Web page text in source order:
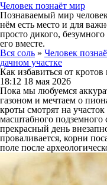
Человек познаёт мир
Познаваемый мир
нём есть место и для
просто дикого,
его вместе.
Вся соль » Человек
дачном участке
Как избавиться от кротов
18:12 18 мая 2026
Пока мы любуемся
газоном и мечтаем о
кроты смотрят на
масштабного подземного
прекрасный день
проваливается, корни
поле после